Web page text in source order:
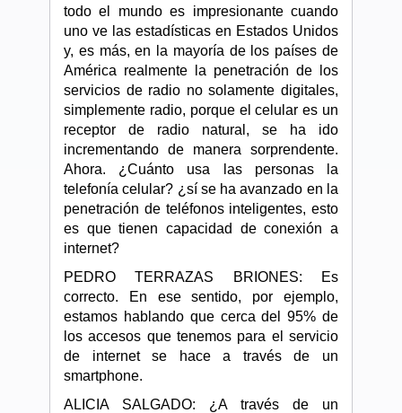
todo el mundo es impresionante cuando
uno ve las estadísticas en Estados Unidos
y, es más, en la mayoría de los países de
América realmente la penetración de los
servicios de radio no solamente digitales,
simplemente radio, porque el celular es un
receptor de radio natural, se ha ido
incrementando de manera sorprendente.
Ahora. ¿Cuánto usa las personas la
telefonía celular? ¿sí se ha avanzado en la
penetración de teléfonos inteligentes, esto
es que tienen capacidad de conexión a
internet?
PEDRO TERRAZAS BRIONES: Es
correcto. En ese sentido, por ejemplo,
estamos hablando que cerca del 95% de
los accesos que tenemos para el servicio
de internet se hace a través de un
smartphone.
ALICIA SALGADO: ¿A través de un